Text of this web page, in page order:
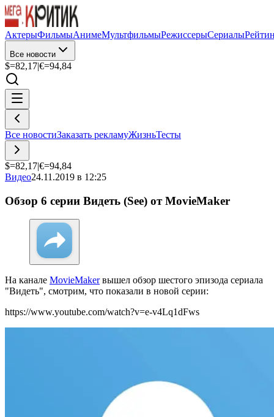
АктерыФильмыАнимеМультфильмыРежиссерыСериалы
Все новости
$=82,17|€=94,84
Все новостиЗаказать рекламуЖизньТесты
$=82,17|€=94,84
Видео24.11.2019 в 12:25
Обзор 6 серии Видеть (See) от MovieMaker
На канале MovieMakerвышел обзор шестого эпизода сериала
"Видеть", смотрим, что показали в новой серии:
https://www.youtube.com/watch?v=e-v4Lq1dFws